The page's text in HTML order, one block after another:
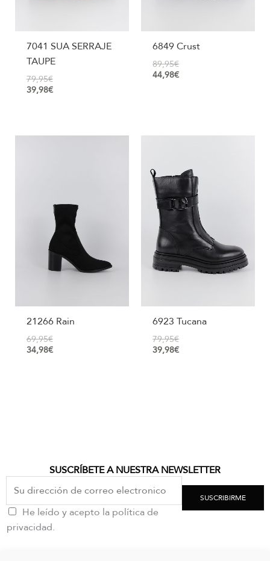
7041 SUA SERRAJE
TAUPE
79,95€
39,98€
6849 Crust
89,95€
44,98€
21266 Rain
69,95€
34,98€
6923 Tucana
79,95€
39,98€
SUSCRÍBETE A NUESTRA NEWSLETTER
He leído y acepto la política de
privacidad.
SUSCRIBIRME